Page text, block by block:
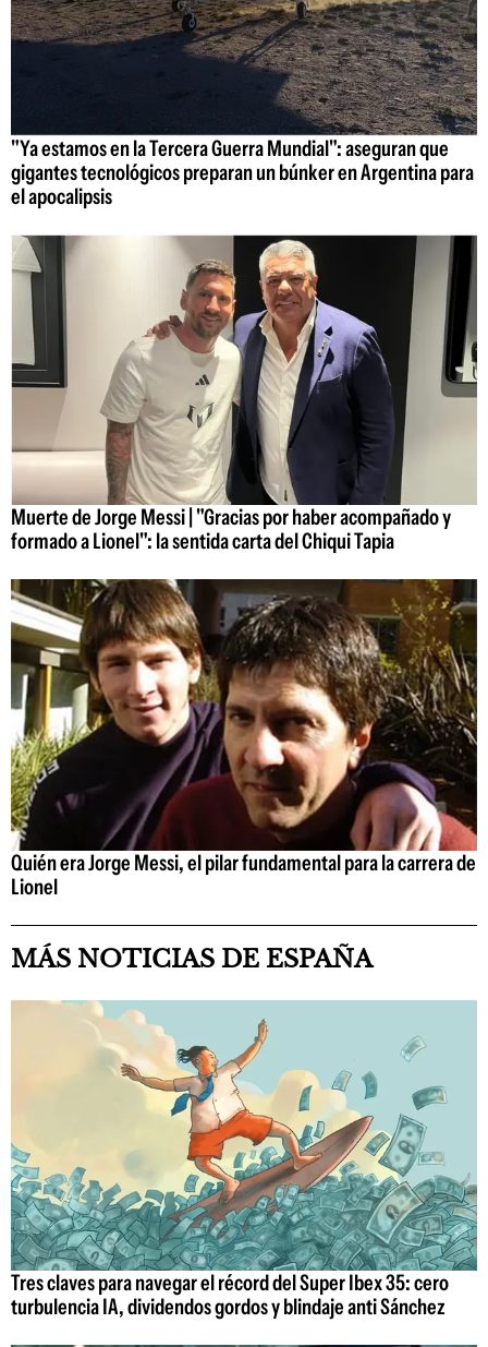
"Ya estamos en la Tercera Guerra Mundial": aseguran que
gigantes tecnológicos preparan un búnker en Argentina para
el apocalipsis
Muerte de Jorge Messi | "Gracias por haber acompañado y
formado a Lionel": la sentida carta del Chiqui Tapia
Quién era Jorge Messi, el pilar fundamental para la carrera de
Lionel
MÁS NOTICIAS DE ESPAÑA
Tres claves para navegar el récord del Super Ibex 35: cero
turbulencia IA, dividendos gordos y blindaje anti Sánchez